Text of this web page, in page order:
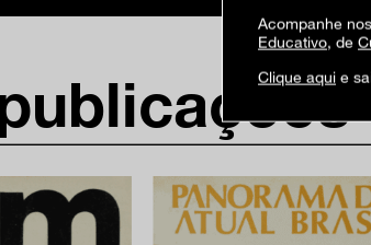
facebook
Acompanhe
Educativo, de
Clique aqui e